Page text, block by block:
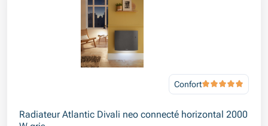
Confort
Radiateur Atlantic Divali neo connecté horizontal 2000